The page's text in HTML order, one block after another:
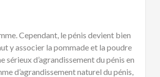
Cependant, le pénis devient bien
y associer la pommade et la poudre
sérieux d’agrandissement du pénis en
d’agrandissement naturel du pénis,